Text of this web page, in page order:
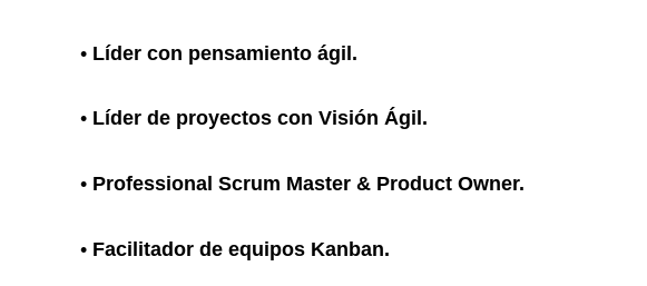
• Líder con pensamiento ágil.
• Líder de proyectos con Visión Ágil.
• Professional Scrum Master & Product Owner.
• Facilitador de equipos Kanban.